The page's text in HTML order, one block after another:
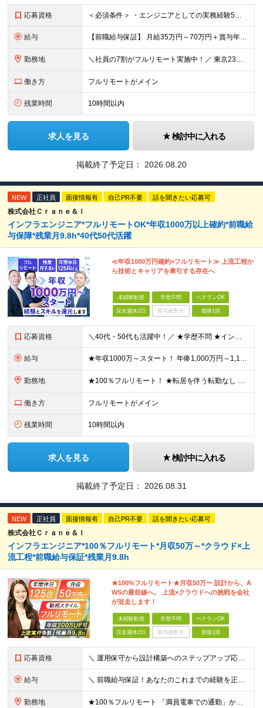
応募資格 ＜必須条件＞ ・エンジニアとしての実務経験5年以上 ＜尚可条件＞ ・PM、PL経験 ・後輩指導やチームリーダーなど、何らかのリード経験 ※リーダー未経験の方のご応募も大歓迎です！ポテンシャル採用を
給与 【前職給与保証】 月給35万円～70万円＋賞与年2回＋各種手当 ※前職の給与・スキル・経験を考慮の上、決定いたします。 ※月給には固定残業代（月30時間分／5万円～10万円）を含みます。超過分は別途
勤務地 ＼社員の7割がフルリモート実施中！／ 東京23区内など1都3県を中心としたプロジェクト先での勤務となります。 ※勤務地は希望を考慮します ≪本社≫ 東京都渋谷区恵比寿南1丁目3番7号 隅越ビル5階
働き方 フルリモートがメイン
残業時間 10時間以内
求人を見る 検討中に入れる
掲載終了予定日： 2026.08.20
NEW 正社員 面接情報有 自己PR不要 話を聞きたい応募可
株式会社Ｃｒａｎｅ＆Ｉ
インフラエンジニア*フルリモートOK*年収1000万以上確約*前職給
与保障*残業月9.8h*40代50代活躍
≪年収1000万円確約×フルリモート≫ 上流工程か
ら技術とキャリアを牽引する存在へ
未経験歓迎 学歴不問 ベテランOK
完全週休2日 賞与複数月 面接1回
応募資格 ＼40代・50代も活躍中！／ ★学歴不問 ★インフラエンジニアの経験を5年以上お持ちの方 ≪こんな方にピッタリです！≫ ◎自身の市場価値を正当に評価してほしい ◎今より年収をアップさせたい ◎多彩な
給与 ★年収1000万～スタート！ 年俸1,000万円～1,162万8,000円（12分割） ※経験・スキルを考慮の上決定します ※上記金額には固定残業代（月30h分・158,400円～184,000円
勤務地 ★100％フルリモート！ ★転居を伴う転勤なし 本社またはプロジェクト先にて勤務いただきます！ ※プロジェクト先は一都三県及び23区内がメイン 【本社】 東京都新宿区神楽坂1-2 研究社英語センタ
働き方 フルリモートがメイン
残業時間 10時間以内
求人を見る 検討中に入れる
掲載終了予定日： 2026.08.31
NEW 正社員 面接情報有 自己PR不要 話を聞きたい応募可
株式会社Ｃｒａｎｅ＆Ｉ
インフラエンジニア*100％フルリモート*月収50万～*クラウド×上
流工程*前職給与保証*残業月9.8h
★100%フルリモート★月収50万〜 設計から、A
WSの最前線へ。 上流×クラウドへの挑戦を会社
が並走します！
未経験歓迎 学歴不問 ベテランOK
完全週休2日 賞与複数月 面接1回
応募資格 ＼ 運用保守から設計構築へのステップアップ応援！ ／ ★学歴・分野不問（運用保守経験のみでも歓迎） ★「設計・構築に挑戦したい」「市場価値を高めたい」という意欲を重視！ ┗豊富な案件（SIer直下など
給与 ＼ 前職給与保証！あなたのこれまでの経験を正当評価 ／ ★月収50万円～スタート！【年俸600万～1,162万8,000円（12分割）】 ――「頑張りが給与に直結しない…」そんな不満とは無縁の環境で
勤務地 ★100％フルリモート 「満員電車での通勤」から卒業できます！ ★転勤なし 【本社】 東京都新宿区神楽坂1-2 研究社英語センタービル3階 本社またはプロジェクト先にて勤務いただきます！ ※プロジ